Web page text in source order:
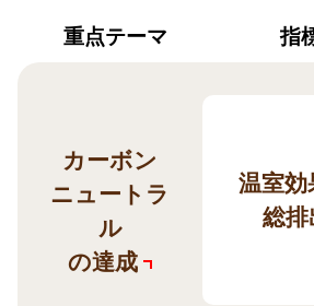
重点テーマ 指
カーボン
ニュートラ
ル
の達成
温室効
総排